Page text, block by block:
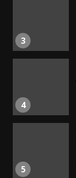
3
4
5